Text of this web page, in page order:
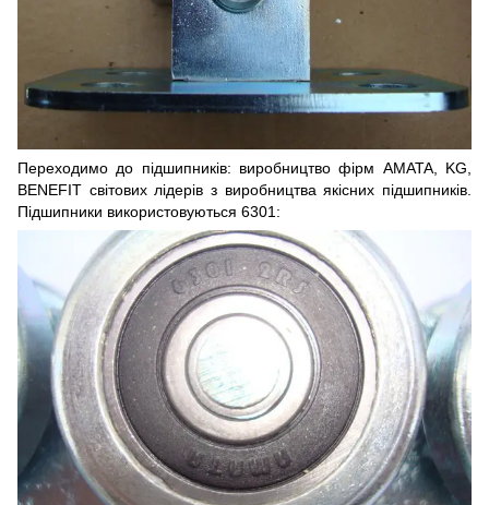
Переходимо до підшипників: виробництво фірм AMATA, KG,
BENEFIT світових лідерів з виробництва якісних підшипників.
Підшипники використовуються 6301: